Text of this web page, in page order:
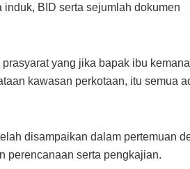
BID serta sejumlah dokumen
yang jika bapak ibu
kawasan perkotaan, itu semua
disampaikan dalam pertemuan
perencanaan serta pengkajian.